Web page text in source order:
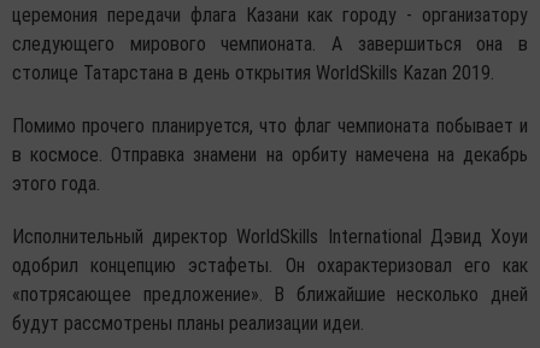
церемония передачи флага Казани как городу - организатору
следующего мирового чемпионата. А завершиться она в
столице Татарстана в день открытия WorldSkills Kazan 2019.
Помимо прочего планируется, что флаг чемпионата побывает и
в космосе. Отправка знамени на орбиту намечена на декабрь
этого года.
Исполнительный директор WorldSkills International Дэвид Хоуи
одобрил концепцию эстафеты. Он охарактеризовал его как
«потрясающее предложение». В ближайшие несколько дней
будут рассмотрены планы реализации идеи.